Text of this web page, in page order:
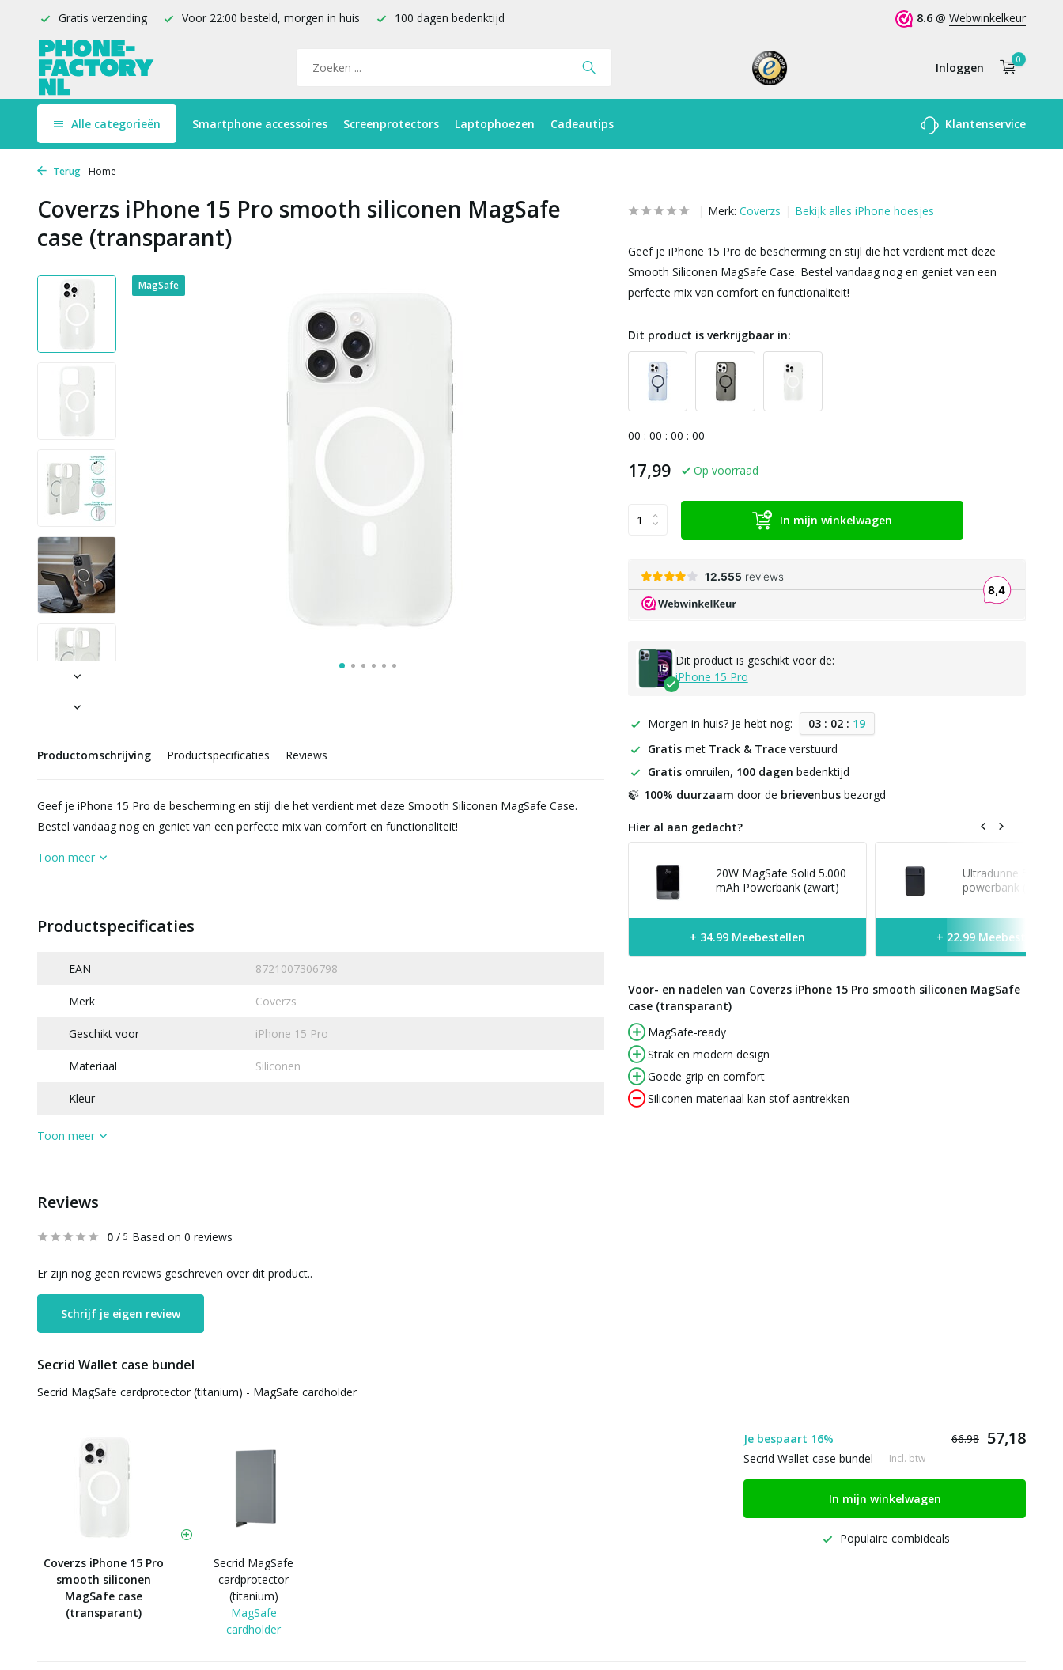
Gratis verzending Voor 22:00 besteld, morgen in huis 100 dagen bedenktijd 8.6 @ Webwinkelkeur
Inloggen
Account
0
Alle categorieën Smartphone accessoires Screenprotectors Laptophoezen Cadeautips Klantenservice
Terug Home
Coverzs iPhone 15 Pro smooth siliconen MagSafe
case (transparant)
MagSafe
Productomschrijving Productspecificaties Reviews
Geef je iPhone 15 Pro de bescherming en stijl die het verdient met deze Smooth Siliconen MagSafe Case.
Bestel vandaag nog en geniet van een perfecte mix van comfort en functionaliteit!
Toon meer
Productspecificaties
EAN 8721007306798
Merk Coverzs
Geschikt voor iPhone 15 Pro
Materiaal Siliconen
Kleur -
Toon meer
Merk: Coverzs Bekijk alles iPhone hoesjes
Geef je iPhone 15 Pro de bescherming en stijl die het verdient met deze
Smooth Siliconen MagSafe Case. Bestel vandaag nog en geniet van een
perfecte mix van comfort en functionaliteit!
Dit product is verkrijgbaar in:
00 : 00 : 00 : 00
17,99 Op voorraad
In mijn winkelwagen
Dit product is geschikt voor de:
iPhone 15 Pro
Morgen in huis? Je hebt nog: 03 : 02 : 19
Gratismet Track & Traceverstuurd
Gratisomruilen, 100 dagen bedenktijd
🍃 100% duurzaam door de brievenbusbezorgd
Hier al aan gedacht?
20W MagSafe Solid 5.000
mAh Powerbank (zwart)
+ 34.99 Meebestellen
Ultradunne 5.000
powerbank (zwart)
+ 22.99 Meebestellen
Voor- en nadelen van Coverzs iPhone 15 Pro smooth siliconen MagSafe
case (transparant)
MagSafe-ready
Strak en modern design
Goede grip en comfort
Siliconen materiaal kan stof aantrekken
Reviews
0 / 5 Based on 0 reviews
Er zijn nog geen reviews geschreven over dit product..
Schrijf je eigen review
Secrid Wallet case bundel
Secrid MagSafe cardprotector (titanium) - MagSafe cardholder
Coverzs iPhone 15 Pro
smooth siliconen
MagSafe case
(transparant)
Secrid MagSafe
cardprotector
(titanium)
MagSafe
cardholder
Je bespaart 16% 66.98 57,18
Secrid Wallet case bundel Incl. btw
In mijn winkelwagen
Populaire combideals